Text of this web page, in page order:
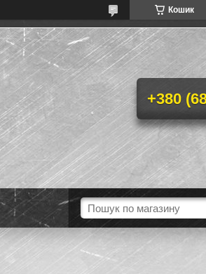
Кошик
+380